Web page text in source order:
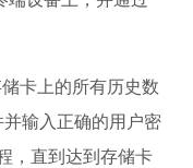
卡上的所有历史数
输入正确的用户密
，直到达到存储卡